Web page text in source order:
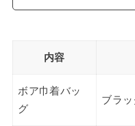
内容
ボア巾着バッ
グ
ブラッ